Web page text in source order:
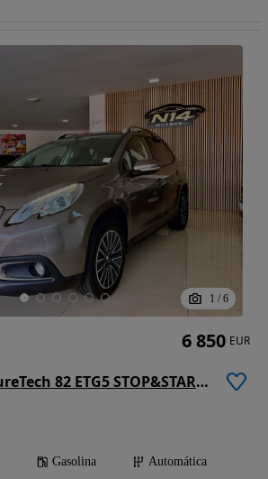
1 / 6
Peugeot 2008 PureTech 82 ETG5 STOP&START Active
Gasolina
Automática
6 850 EUR